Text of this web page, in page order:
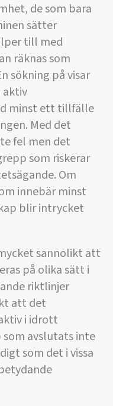
de som bara
sätter
till med
räknas som
sökning på visar
aktiv
minst ett tillfälle
Med det
fel men det
som riskerar
Om
innebär minst
blir intrycket
sannolikt att
på olika sätt i
riktlinjer
att det
i idrott
avslutats inte
som det i vissa